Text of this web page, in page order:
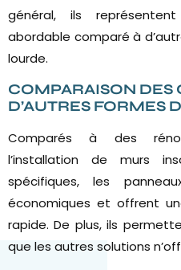
général, ils
abordable comparé à
lourde.
COMPARAISON DES
D’AUTRES FORMES
Comparés à des
l’installation de murs
spécifiques, les
économiques et offrent
rapide. De plus, ils
que les autres solutions